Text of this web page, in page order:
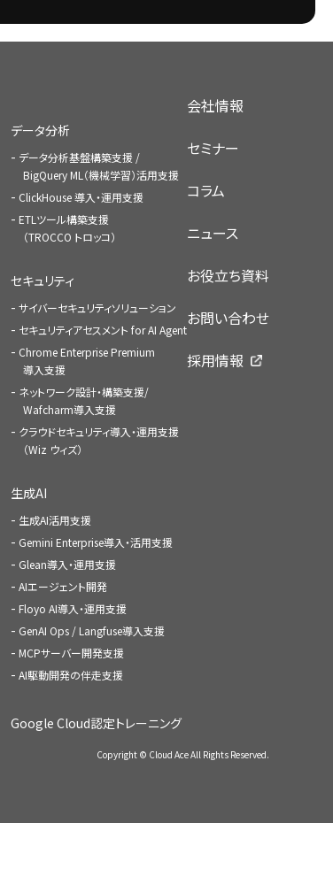
データ分析
データ分析基盤構築支援 /
BigQuery ML（機械学習）活用支援
ClickHouse 導入・運用支援
ETLツール構築支援
（TROCCO トロッコ）
セキュリティ
サイバーセキュリティソリューション
セキュリティアセスメント for AI Agent
Chrome Enterprise Premium
導入支援
ネットワーク設計・構築支援/
Wafcharm導入支援
クラウドセキュリティ導入・運用支援
（Wiz ウィズ）
生成AI
生成AI活用支援
Gemini Enterprise導入・活用支援
Glean導入・運用支援
AIエージェント開発
Floyo AI導入・運用支援
GenAI Ops / Langfuse導入支援
MCPサーバー開発支援
AI駆動開発の伴走支援
Google Cloud認定トレーニング
会社情報
セミナー
コラム
ニュース
お役立ち資料
お問い合わせ
採用情報
Copyright © Cloud Ace All Rights Reserved.